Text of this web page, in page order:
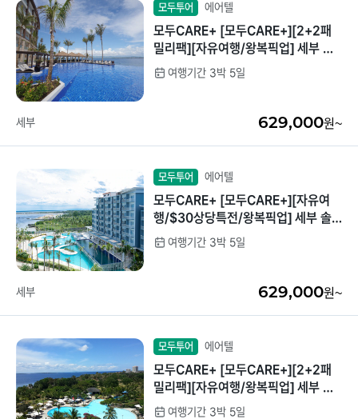
모두투어 에어텔
모두CARE+ [모두CARE+][2+2패
밀리팩][자유여행/왕복픽업] 세부 두
짓타니 디럭스가든 3박5일
여행기간 3박 5일
세부 629,000원~
모두투어 에어텔
모두CARE+ [모두CARE+][자유여
행/$30상당특전/왕복픽업] 세부 솔
레아 프리미어씨티뷰 3박5일 [리조트
디너1회/워터파크]
여행기간 3박 5일
세부 629,000원~
모두투어 에어텔
모두CARE+ [모두CARE+][2+2패
밀리팩][자유여행/왕복픽업] 세부 샹
그릴라 디럭스(메인윙) 3박5일
여행기간 3박 5일